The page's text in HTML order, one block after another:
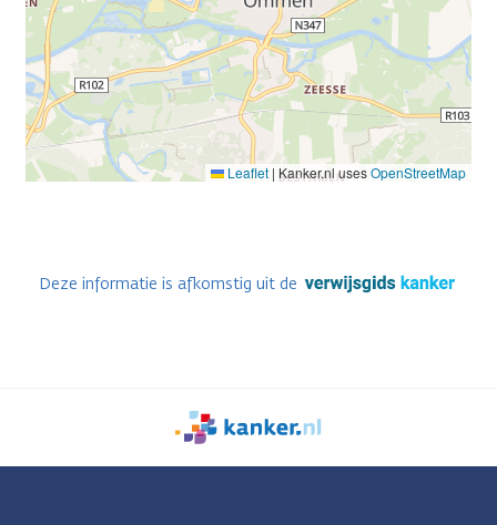
Leaflet | Kanker.nl usesOpenStreetMap
Deze informatie is afkomstig uit de
We
zijn